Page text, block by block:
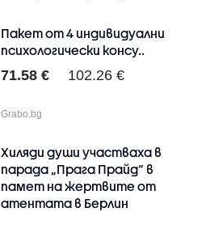
Пакет от 4 индивидуални
психологически консу..
71.58 € 102.26 €
Grabo.bg
Хиляди души участваха в
парада „Прага Прайд“ в
памет на жертвите от
атентата в Берлин